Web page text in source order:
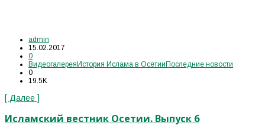
admin
15.02.2017
0
ВидеогалереяИстория Ислама в ОсетииПоследние новости
0
19.5K
[ Далее ]
Исламский вестник Осетии. Выпуск 6